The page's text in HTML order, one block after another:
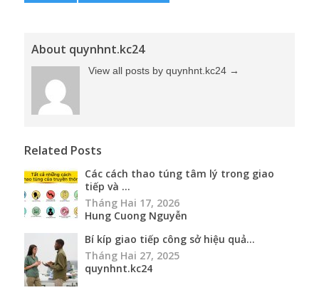
About quynhnt.kc24
View all posts by quynhnt.kc24 →
Related Posts
Các cách thao túng tâm lý trong giao
tiếp và ...
Tháng Hai 17, 2026
Hung Cuong Nguyễn
Bí kíp giao tiếp công sở hiệu quả...
Tháng Hai 27, 2025
quynhnt.kc24